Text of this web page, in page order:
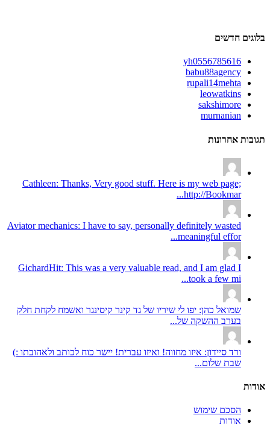
בלוגים חדשים
yh0556785616
babu88agency
rupali14mehta
leowatkins
sakshimore
murnanian
תגובות אחרונות
Cathleen: Thanks, Very good stuff. Here is my web page;
http://Bookmar...
Aviator mechanics: I have to say, personally definitely wasted
meaningful effor...
GichardHit: This was a very valuable read, and I am glad I
took a few mi...
שמואל כהן: יפו לי שיריו של גד קינר קיסינגר ואשמח לקחת חלק
בערב ההשקה של...
ורד סיידון: איזו מחווה! ואיזו עברית! יישר כוח לכותב ולאהובתו :)
שבת שלום...
אודות
הסכם שימוש
אודות